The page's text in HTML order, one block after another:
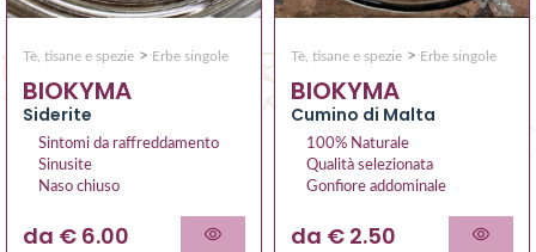
Tè, tisane e spezie > Erbe singole
BIOKYMA
Siderite
Sintomi da raffreddamento
Sinusite
Naso chiuso
da € 6.00
Tè, tisane e spezie > Erbe singole
BIOKYMA
Cumino di Malta
100% Naturale
Qualità selezionata
Gonfiore addominale
da € 2.50